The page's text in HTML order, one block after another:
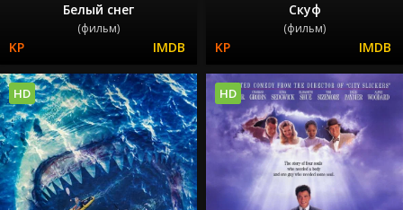
Белый снег
(фильм)
Скуф
(фильм)
HD HD